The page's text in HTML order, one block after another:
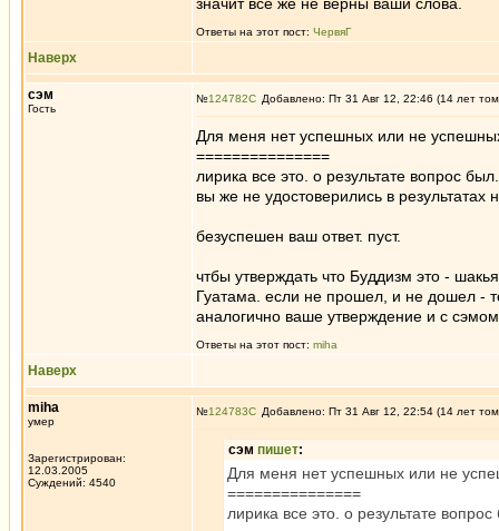
Ответы на этот пост: ЧервяГ
Наверх
сэм
Гость
№124782 Добавлено: Пт 31 Авг 12, 22:46 (14 лет
Для меня нет успешных или не
===============
лирика все это. о результате вопрос был.
вы же не удостоверились в
безуспешен ваш ответ. пуст.
чтбы утверждать что Буддизм это -
Гуатама. если не прошел, и не дошел -
аналогично ваше утверждение и с
Ответы на этот пост: miha
Наверх
miha
умер
Зарегистрирован:
12.03.2005
Суждений: 4540
№124783 Добавлено: Пт 31 Авг 12, 22:54 (14 лет
сэм пишет:
Для меня нет успешных или не
===============
лирика все это. о результате